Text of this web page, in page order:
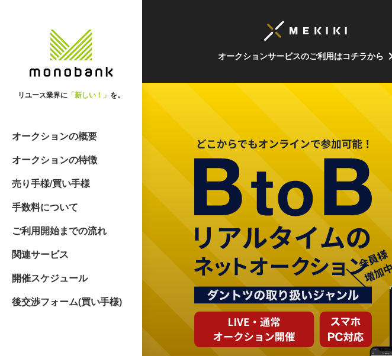
リユース業界に 「新しい！」 を。
オークションの概要
オークションの特徴
売り手様/買い手様
手数料について
ご利用開始までの流れ
関連サービス
開催スケジュール
後交渉フォーム(買い手様)
オークションサービスのご利用はコチラから